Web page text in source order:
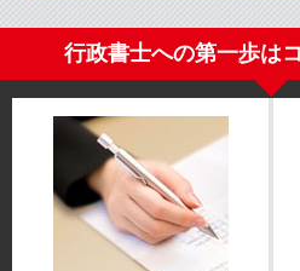
行政書士への第一歩は